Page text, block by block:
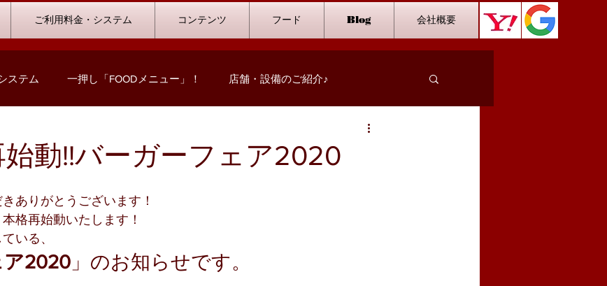
ご利用料金・システム コンテンツ フード Blog 会社概要
ステム 一押し「FOODメニュー」！ 店舗・設備のご紹介♪
ク情報 スタッフインタビュー
ビリヤード
始動!!バーガーフェア2020
ありがとうございます！
格再始動いたします！
いる、
ア2020 」のお知らせです。